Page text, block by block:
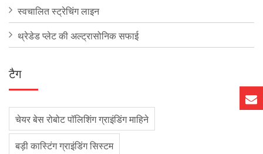
स्वचालित स्ट्रेचिंग लाइन
थ्रेडेड प्लेट की अल्ट्रासोनिक सफाई
टैग
चेयर बेस रोबोट पॉलिशिंग ग्राइंडिंग माहिने
बड़ी कास्टिंग ग्राइंडिंग सिस्टम